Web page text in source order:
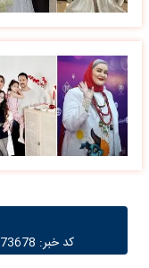
کد خبر: 273678